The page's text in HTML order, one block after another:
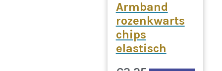
Armband
rozenkwarts
chips
elastisch